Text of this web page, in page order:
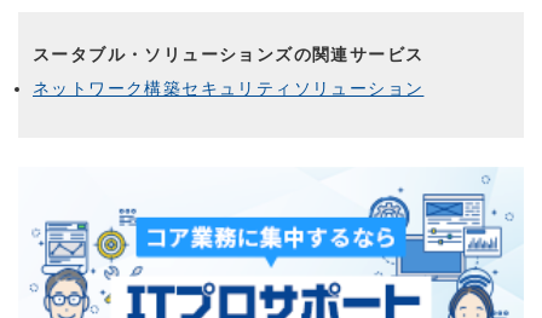
スータブル・ソリューションズの関連サービス
ネットワーク構築セキュリティソリューション